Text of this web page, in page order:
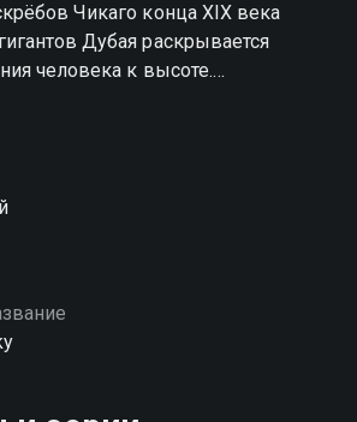
Чикаго конца XIX века
Дубая раскрывается
человека к высоте.
разных эпох находили
и неутолимого желания
1 сезон сериала Стройка в
совершенно бесплатно в
на Смотрёшке